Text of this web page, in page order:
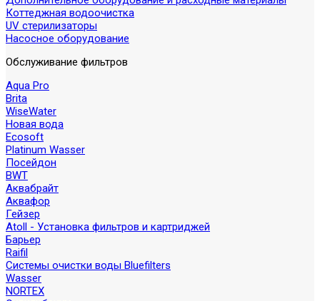
Коттеджная водоочистка
UV стерилизаторы
Насосное оборудование
Обслуживание фильтров
Aqua Pro
Brita
WiseWater
Новая вода
Ecosoft
Platinum Wasser
Посейдон
BWT
Аквабрайт
Аквафор
Гейзер
Atoll - Установка фильтров и картриджей
Барьер
Raifil
Системы очистки воды Bluefilters
Wasser
NORTEX